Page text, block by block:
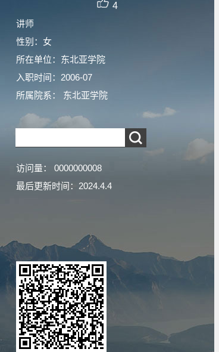
4
讲师
性别：女
所在单位：东北亚学院
入职时间：2006-07
所属院系： 东北亚学院
访问量： 0000000008
最后更新时间： 2024.4.4